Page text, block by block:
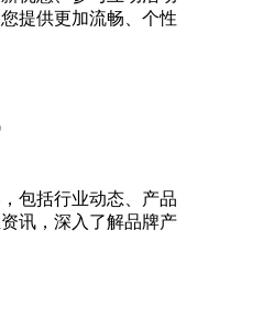
提供更加流畅、个性
包括行业动态、产品
讯，深入了解品牌产